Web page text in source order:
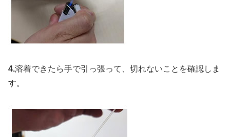
4.溶着できたら手で引っ張って、切れないことを確認しま
す。